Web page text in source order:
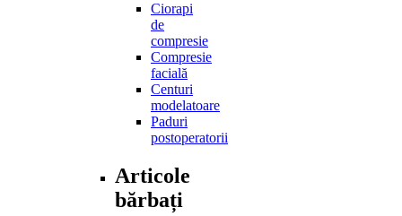
Ciorapi
de
compresie
Compresie
facială
Centuri
modelatoare
Paduri
postoperatorii
Articole
bărbați